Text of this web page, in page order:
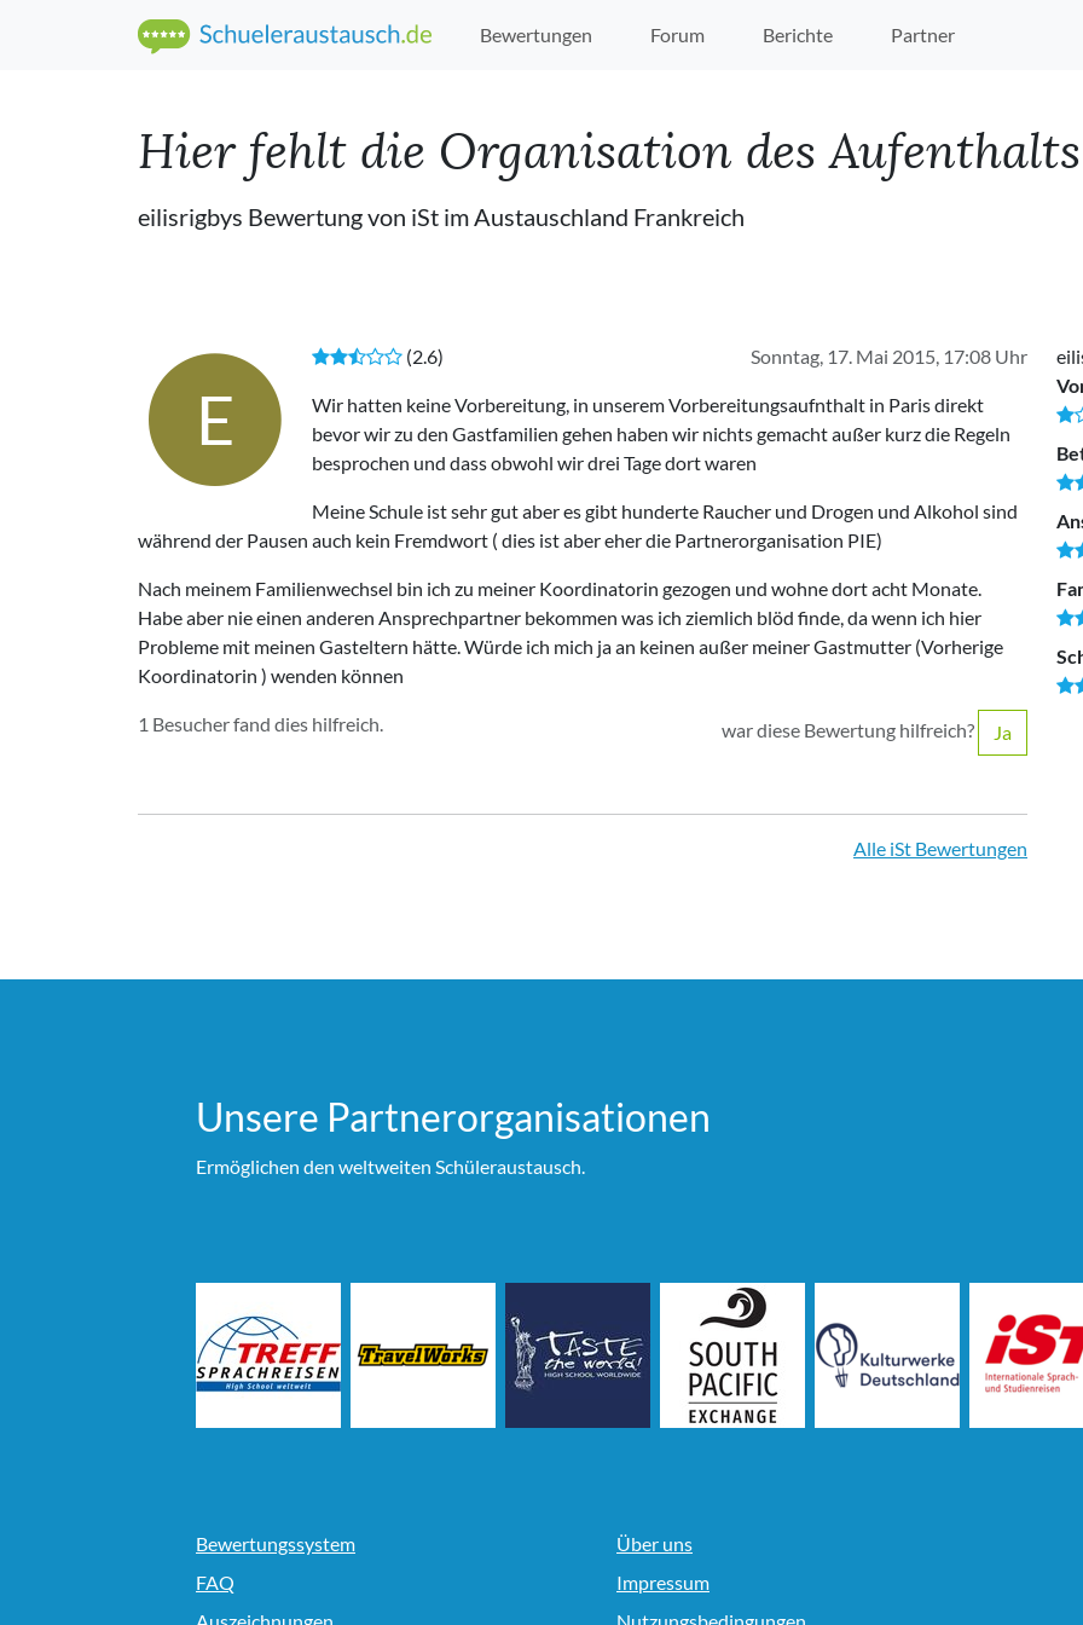
Bewertungen Forum Berichte Partner
Hier fehlt die Organisation des Aufenthalts
eilisrigbys Bewertung von iSt im Austauschland Frankreich
E
Sonntag, 17. Mai 2015, 17:08 Uhr
(2.6)
Wir hatten keine Vorbereitung, in unserem Vorbereitungsaufnthalt in Paris direkt
bevor wir zu den Gastfamilien gehen haben wir nichts gemacht außer kurz die Regeln
besprochen und dass obwohl wir drei Tage dort waren
Meine Schule ist sehr gut aber es gibt hunderte Raucher und Drogen und Alkohol sind
während der Pausen auch kein Fremdwort ( dies ist aber eher die Partnerorganisation PIE)
Nach meinem Familienwechsel bin ich zu meiner Koordinatorin gezogen und wohne dort acht Monate.
Habe aber nie einen anderen Ansprechpartner bekommen was ich ziemlich blöd finde, da wenn ich hier
Probleme mit meinen Gasteltern hätte. Würde ich mich ja an keinen außer meiner Gastmutter (Vorherige
Koordinatorin ) wenden können
1 Besucher fand dies hilfreich. war diese Bewertung hilfreich? Ja
Alle iSt Bewertungen
Unsere Partner­organi­sationen
Ermöglichen den weltweiten Schüleraustausch.
Bewertungssystem
FAQ
Über uns
Impressum